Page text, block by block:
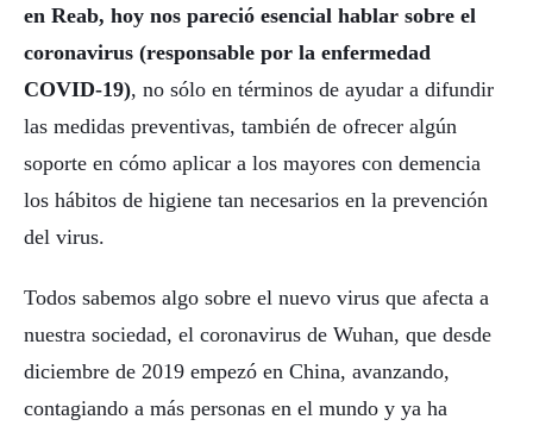
en Reab, hoy nos pareció esencial hablar sobre el
coronavirus (responsable por la enfermedad
COVID-19), no sólo en términos de ayudar a difundir
las medidas preventivas, también de ofrecer algún
soporte en cómo aplicar a los mayores con demencia
los hábitos de higiene tan necesarios en la prevención
del virus.
Todos sabemos algo sobre el nuevo virus que afecta a
nuestra sociedad, el coronavirus de Wuhan, que desde
diciembre de 2019 empezó en China, avanzando,
contagiando a más personas en el mundo y ya ha